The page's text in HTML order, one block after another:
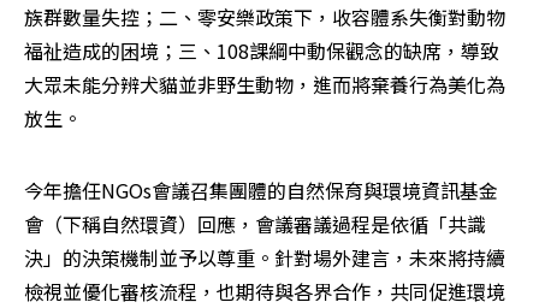
族群數量失控；二、零安樂政策下，收容體系失衡對動物
福祉造成的困境；三、108課綱中動保觀念的缺席，導致
大眾未能分辨犬貓並非野生動物，進而將棄養行為美化為
放生。
今年擔任NGOs會議召集團體的自然保育與環境資訊基金
會（下稱自然環資）回應，會議審議過程是依循「共識
決」的決策機制並予以尊重。針對場外建言，未來將持續
檢視並優化審核流程，也期待與各界合作，共同促進環境